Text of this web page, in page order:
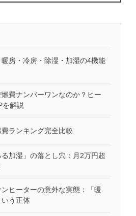
房・冷房・除湿・加湿の4機能
費ナンバーワンなのか？ヒー
を解説
ランキング完全比較
加湿」の落とし穴：月2万円超
ヒーターの意外な実態：「暖
う正体